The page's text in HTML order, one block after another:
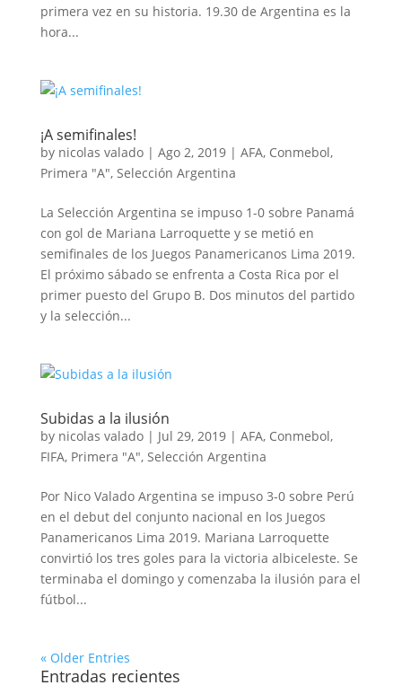
primera vez en su historia. 19.30 de Argentina es la
hora...
¡A semifinales!
by nicolas valado| Ago 2, 2019| AFA, Conmebol,
Primera "A", Selección Argentina
La Selección Argentina se impuso 1-0 sobre Panamá
con gol de Mariana Larroquette y se metió en
semifinales de los Juegos Panamericanos Lima 2019.
El próximo sábado se enfrenta a Costa Rica por el
primer puesto del Grupo B. Dos minutos del partido
y la selección...
Subidas a la ilusión
by nicolas valado| Jul 29, 2019| AFA, Conmebol,
FIFA, Primera "A", Selección Argentina
Por Nico Valado Argentina se impuso 3-0 sobre Perú
en el debut del conjunto nacional en los Juegos
Panamericanos Lima 2019. Mariana Larroquette
convirtió los tres goles para la victoria albiceleste. Se
terminaba el domingo y comenzaba la ilusión para el
fútbol...
« Older Entries
Entradas recientes